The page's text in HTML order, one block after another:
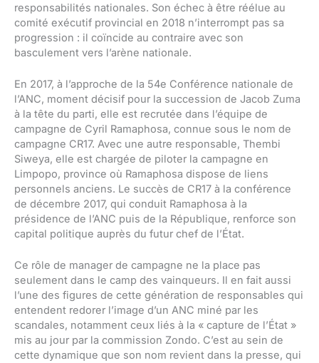
responsabilités nationales. Son échec à être réélue au
comité exécutif provincial en 2018 n’interrompt pas sa
progression : il coïncide au contraire avec son
basculement vers l’arène nationale.
En 2017, à l’approche de la 54e Conférence nationale de
l’ANC, moment décisif pour la succession de Jacob Zuma
à la tête du parti, elle est recrutée dans l’équipe de
campagne de Cyril Ramaphosa, connue sous le nom de
campagne CR17. Avec une autre responsable, Thembi
Siweya, elle est chargée de piloter la campagne en
Limpopo, province où Ramaphosa dispose de liens
personnels anciens. Le succès de CR17 à la conférence
de décembre 2017, qui conduit Ramaphosa à la
présidence de l’ANC puis de la République, renforce son
capital politique auprès du futur chef de l’État.
Ce rôle de manager de campagne ne la place pas
seulement dans le camp des vainqueurs. Il en fait aussi
l’une des figures de cette génération de responsables qui
entendent redorer l’image d’un ANC miné par les
scandales, notamment ceux liés à la « capture de l’État »
mis au jour par la commission Zondo. C’est au sein de
cette dynamique que son nom revient dans la presse, qui